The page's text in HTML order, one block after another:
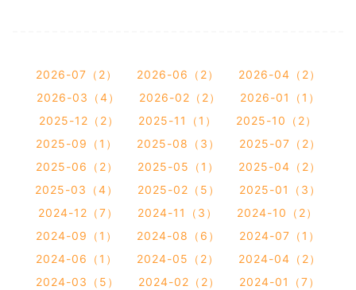
2026-07（2） 2026-06（2）
2026-04（2）
2026-03（4）
2026-02（2）
2026-01（1）
2025-12（2）
2025-11（1）
2025-10（2）
2025-09（1）
2025-08（3）
2025-07（2）
2025-06（2）
2025-05（1）
2025-04（2）
2025-03（4）
2025-02（5）
2025-01（3）
2024-12（7）
2024-11（3）
2024-10（2）
2024-09（1）
2024-08（6）
2024-07（1）
2024-06（1）
2024-05（2）
2024-04（2）
2024-03（5）
2024-02（2）
2024-01（7）